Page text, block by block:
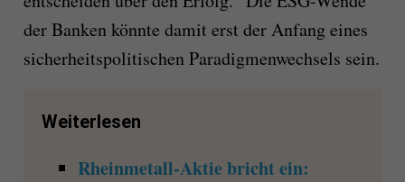
der Banken könnte damit erst der Anfang eines
sicherheitspolitischen Paradigmenwechsels sein.
Weiterlesen
Rheinmetall-Aktie bricht ein: